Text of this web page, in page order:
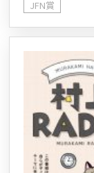
JFN賞